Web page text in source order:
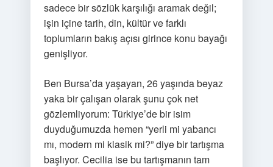
sadece bir sözlük karşılığı aramak değil;
işin içine tarih, din, kültür ve farklı
toplumların bakış açısı girince konu bayağı
genişliyor.
Ben Bursa’da yaşayan, 26 yaşında beyaz
yaka bir çalışan olarak şunu çok net
gözlemliyorum: Türkiye’de bir isim
duyduğumuzda hemen “yerli mi yabancı
mı, modern mi klasik mi?” diye bir tartışma
başlıyor. Cecilia ise bu tartışmanın tam